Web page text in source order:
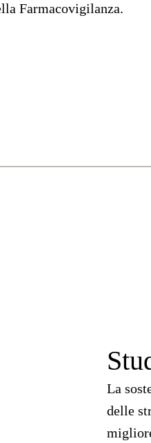
Farmacovigilanza.
La
delle